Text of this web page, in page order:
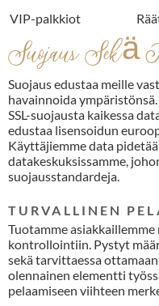
VIP-palkkiot
Suojaus Sekä
Suojaus edustaa meille
havainnoida
SSL-suojausta kaikessa
edustaa lisensoidun
Käyttäjiemme data
datakeskuksissamme,
suojausstandardeja.
TURVALLINEN
Tuotamme
kontrollointiin. Pystyt
sekä tarvittaessa
olennainen elementti
pelaamiseen viihteen